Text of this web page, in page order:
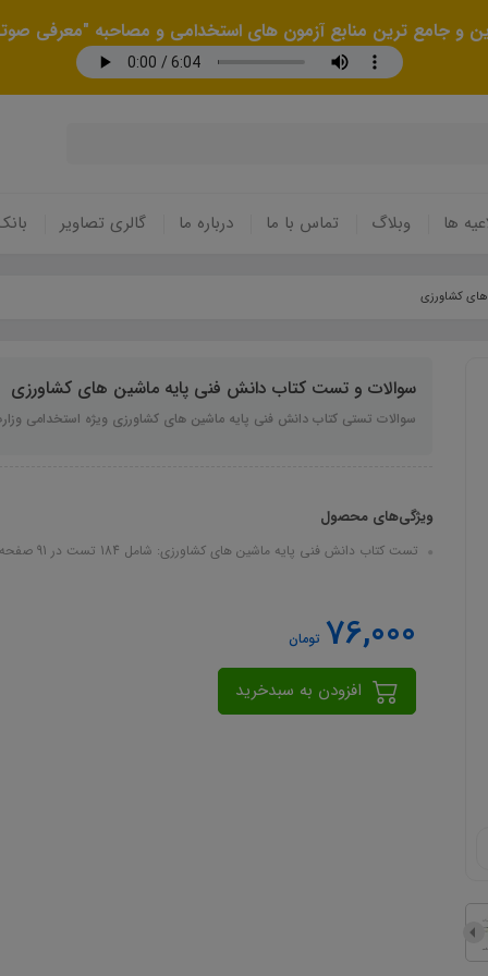
و جامع ترین منابع آزمون های استخدامی و مصاحبه "معرفی
ها وبلاگ تماس با ما درباره ما گالری تصاویر
کشاورزی
سوالات و تست کتاب دانش فنی پایه ماشین های کشاورزی
سوالات تستی کتاب دانش فنی پایه ماشین های کشاورزی ویژه استخدامی
ویژگی‌های محصول
تست کتاب دانش فنی پایه ماشین های کشاورزی: شامل 184 تست در 91 صفحه در قالب فایل pdf
76,000 تومان